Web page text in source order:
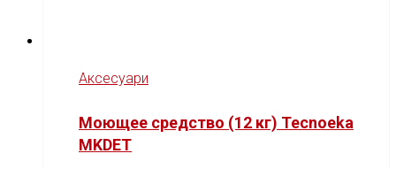
Аксесуари
Моющее средство (12 кг) Tecnoeka
MKDET